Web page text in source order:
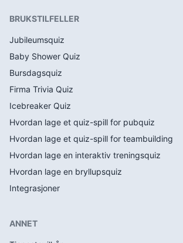
BRUKSTILFELLER
Jubileumsquiz
Baby Shower Quiz
Bursdagsquiz
Firma Trivia Quiz
Icebreaker Quiz
Hvordan lage et quiz-spill for pubquiz
Hvordan lage et quiz-spill for teambuilding
Hvordan lage en interaktiv treningsquiz
Hvordan lage en bryllupsquiz
Integrasjoner
ANNET